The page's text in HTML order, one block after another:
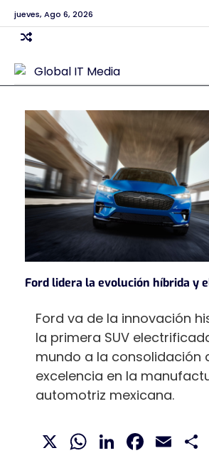
Skip
to
content
jueves, Ago 6, 2026
Ford lidera la evolución híbrida y
X WhatsApp
LinkedIn
Ford va de la innovación
la primera SUV
mundo a la consolidación
excelencia en la
automotriz mexicana.